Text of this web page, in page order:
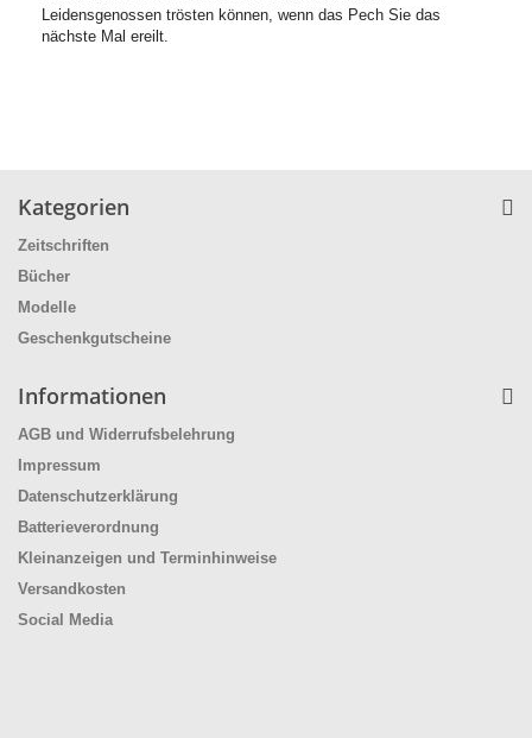
Leidensgenossen trösten können, wenn das Pech Sie das
nächste Mal ereilt.
Kategorien
Zeitschriften
Bücher
Modelle
Geschenkgutscheine
Informationen
AGB und Widerrufsbelehrung
Impressum
Datenschutzerklärung
Batterieverordnung
Kleinanzeigen und Terminhinweise
Versandkosten
Social Media